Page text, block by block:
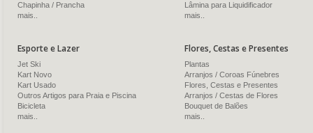
Chapinha / Prancha
mais..
Lâmina para Liquidificador
mais..
Esporte e Lazer
Jet Ski
Kart Novo
Kart Usado
Outros Artigos para Praia e Piscina
Bicicleta
mais..
Flores, Cestas e Presentes
Plantas
Arranjos / Coroas Fúnebres
Flores, Cestas e Presentes
Arranjos / Cestas de Flores
Bouquet de Balões
mais..